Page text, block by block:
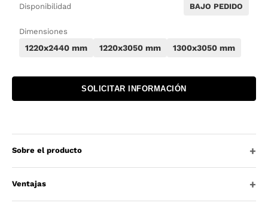
Disponibilidad BAJO PEDIDO
Dimensiones
1220x2440 mm 1220x3050 mm 1300x3050 mm
SOLICITAR INFORMACIÓN
Sobre el producto
Ventajas